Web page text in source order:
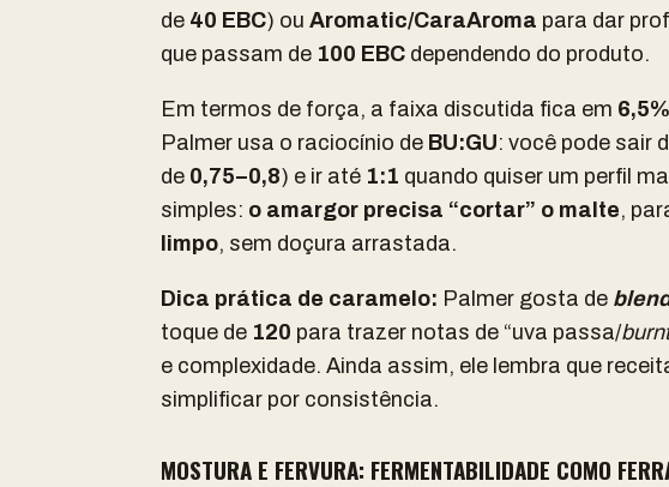
de 40 EBC) ou Aromatic/CaraAroma para dar
que passam de 100 EBC dependendo do produto.
Em termos de força, a faixa discutida fica em
Palmer usa o raciocínio de BU:GU: você pode sair
de 0,75–0,8) e ir até 1:1 quando quiser um perfil
simples: o amargor precisa “cortar” o malte,
limpo, sem doçura arrastada.
Dica prática de caramelo: Palmer gosta de
toque de 120 para trazer notas de “uva passa/
e complexidade. Ainda assim, ele lembra que
simplificar por consistência.
MOSTURA E FERVURA: FERMENTABILIDADE COMO